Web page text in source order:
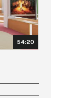
54:20